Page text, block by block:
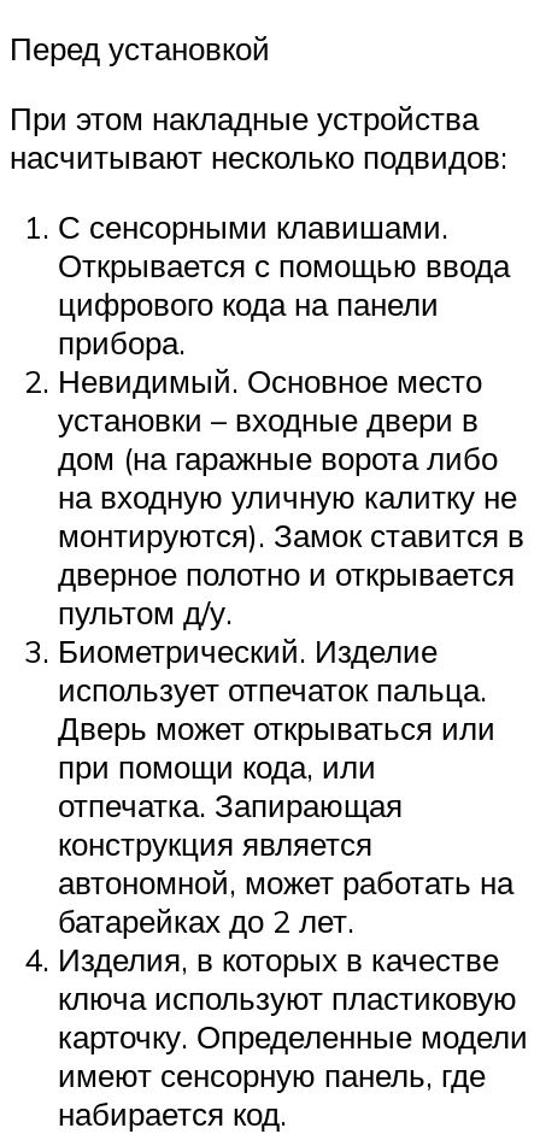
Перед установкой
При этом накладные устройства
насчитывают несколько подвидов:
С сенсорными клавишами.
Открывается с помощью ввода
цифрового кода на панели
прибора.
Невидимый. Основное место
установки – входные двери в
дом (на гаражные ворота либо
на входную уличную калитку не
монтируются). Замок ставится в
дверное полотно и открывается
пультом д/у.
Биометрический. Изделие
использует отпечаток пальца.
Дверь может открываться или
при помощи кода, или
отпечатка. Запирающая
конструкция является
автономной, может работать на
батарейках до 2 лет.
Изделия, в которых в качестве
ключа используют пластиковую
карточку. Определенные модели
имеют сенсорную панель, где
набирается код.